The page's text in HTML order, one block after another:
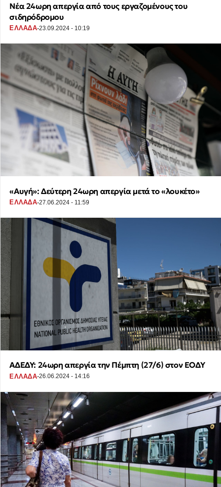
Νέα 24ωρη απεργία από τους εργαζομένους του
σιδηρόδρομου
ΕΛΛΑΔΑ·23.09.2024 - 10:19
«Αυγή»: Δεύτερη 24ωρη απεργία μετά το «λουκέτο»
ΕΛΛΑΔΑ·27.06.2024 - 11:59
ΑΔΕΔΥ: 24ωρη απεργία την Πέμπτη (27/6) στον ΕΟΔΥ
ΕΛΛΑΔΑ·26.06.2024 - 14:16